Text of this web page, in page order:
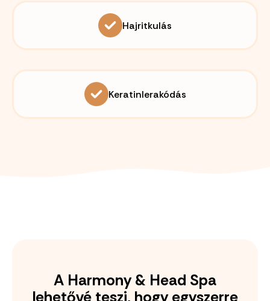
Hajritkulás
Keratinlerakódás
A Harmony & Head Spa